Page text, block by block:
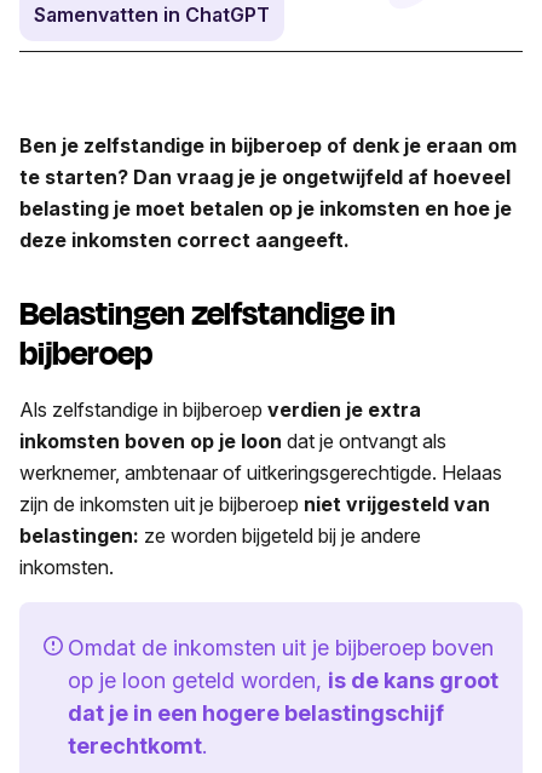
Samenvatten in ChatGPT
Ben je zelfstandige in bijberoep of denk je eraan om
te starten? Dan vraag je je ongetwijfeld af hoeveel
belasting je moet betalen op je inkomsten en hoe je
deze inkomsten correct aangeeft.
Belastingen zelfstandige in
bijberoep
Als zelfstandige in bijberoep verdien je extra
inkomsten boven op je loon dat je ontvangt als
werknemer, ambtenaar of uitkeringsgerechtigde. Helaas
zijn de inkomsten uit je bijberoep niet vrijgesteld van
belastingen: ze worden bijgeteld bij je andere
inkomsten.
Omdat de inkomsten uit je bijberoep boven
op je loon geteld worden, is de kans groot
dat je in een hogere belastingschijf
terechtkomt.